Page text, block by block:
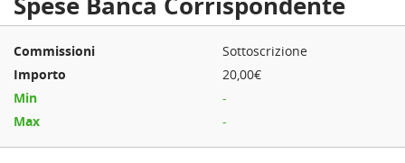
Sottoscrizione
20,00€
-
-